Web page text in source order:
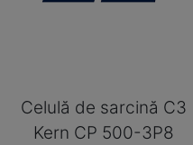
Celulă de sarcină C3
Kern CP 500-3P8